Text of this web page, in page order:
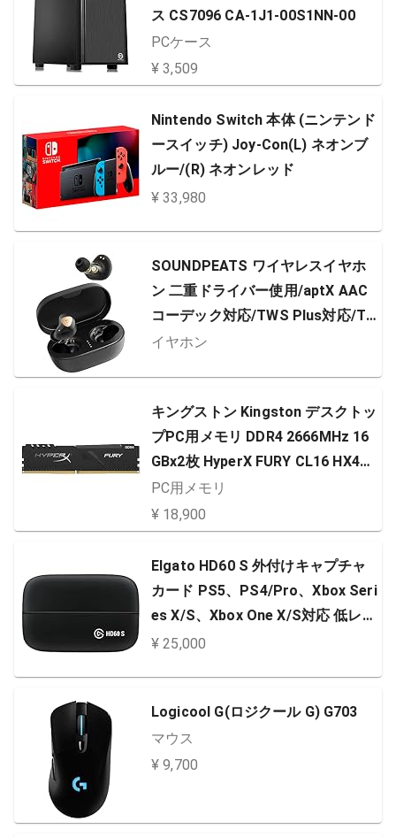
ス CS7096 CA-1J1-00S1NN-00
PCケース
¥ 3,509
Nintendo Switch 本体 (ニンテンド
ースイッチ) Joy-Con(L) ネオンブ
ルー/(R) ネオンレッド
¥ 33,980
SOUNDPEATS ワイヤレスイヤホ
ン 二重ドライバー使用/aptX AAC
コーデック対応/TWS Plus対応/Ty
pe-C充電対応/クリア通話/長時間
ヤホン スポーツイヤホン Bluetoot
h5.0 サウンドピーツ (ブラック)
イヤホン
キングストン Kingston デスクトッ
プPC用メモリ DDR4 2666MHz 16
GBx2枚 HyperX FURY CL16 HX426
C16FB3K2/32
PC用メモリ
¥ 18,900
Elgato HD60 S 外付けキャプチャ
カード PS5、PS4/Pro、Xbox Seri
es X/S、Xbox One X/S対応 低レイ
テンシー 1080p/60fps ライブ配信/
¥ 25,000
Logicool G(ロジクール G) G703
マウス
¥ 9,700